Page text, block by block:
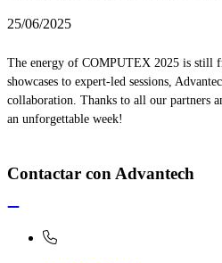
25/06/2025
The energy of COMPUTEX 2025 is still
showcases to expert-led sessions,
collaboration. Thanks to all our partners
an unforgettable week!
Contactar con Advantech